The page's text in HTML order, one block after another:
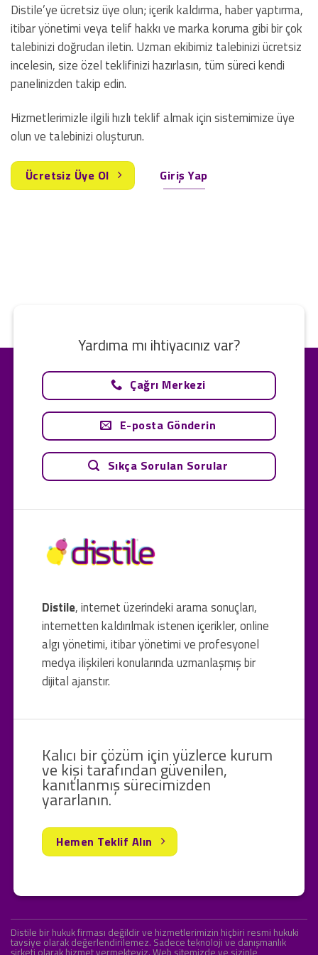
Distile’ye ücretsiz üye olun; içerik kaldırma, haber yaptırma,
itibar yönetimi veya telif hakkı ve marka koruma gibi bir çok
talebinizi doğrudan iletin. Uzman ekibimiz talebinizi ücretsiz
incelesin, size özel teklifinizi hazırlasın, tüm süreci kendi
panelinizden takip edin.
Hizmetlerimizle ilgili hızlı teklif almak için sistemimize üye
olun ve talebinizi oluşturun.
Ücretsiz Üye Ol Giriş Yap
Distile, internet üzerindeki arama sonuçları,
internetten kaldırılmak istenen içerikler, online
algı yönetimi, itibar yönetimi ve profesyonel
medya ilişkileri konularında uzmanlaşmış bir
dijital ajanstır.
Yardıma mı ihtiyacınız var?
Çağrı Merkezi
E-posta Gönderin
Sıkça Sorulan Sorular
Kalıcı bir çözüm için yüzlerce kurum
ve kişi tarafından güvenilen,
kanıtlanmış sürecimizden
yararlanın.
Hemen Teklif Alın
Distile bir hukuk firması değildir ve hizmetlerimizin hiçbiri resmi hukuki
tavsiye olarak değerlendirilemez. Sadece teknoloji ve danışmanlık